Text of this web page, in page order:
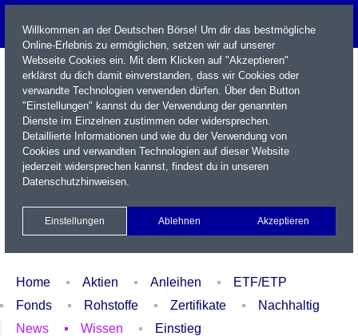
Name / WKN / ISIN / Kürzel
Xetra Realtime
Watchlist Portfolio Login
Home Aktien Anleihen
ETF/ETP
Fonds
Rohstoffe Zertifikate
Nachhaltig
News
Wissen Einstieg
Willkommen an der Deutschen Börse! Um dir das bestmögliche
Online-Erlebnis zu ermöglichen, setzen wir auf unserer
Webseite Cookies ein. Mit dem Klicken auf "Akzeptieren"
erklärst du dich damit einverstanden, dass wir Cookies oder
verwandte Technologien verwenden dürfen. Über den Button
"Einstellungen" kannst du der Verwendung der genannten
Dienste im Einzelnen zustimmen oder widersprechen.
Detaillierte Informationen und wie du der Verwendung von
Cookies und verwandten Technologien auf dieser Website
jederzeit widersprechen kannst, findest du in unseren
Datenschutzhinweisen.
Einstellungen Ablehnen Akzeptieren